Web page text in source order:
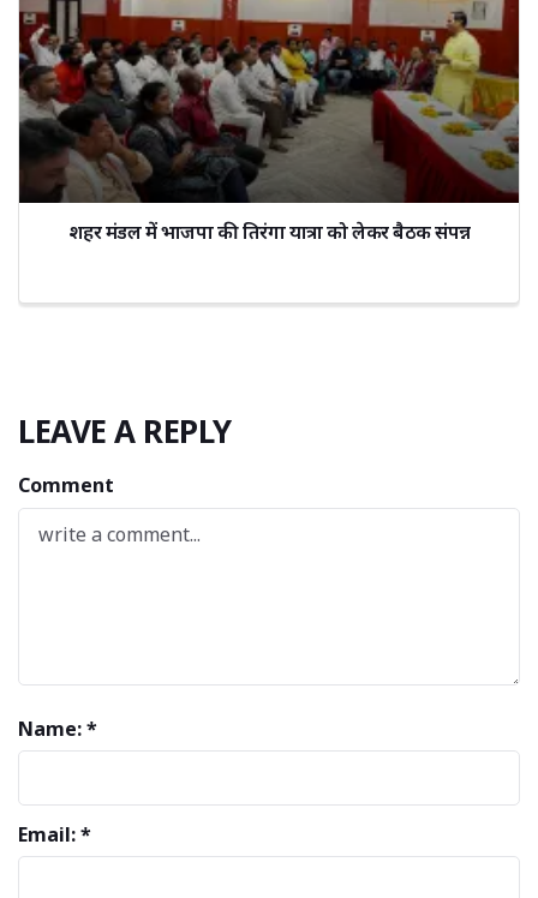
शहर मंडल में भाजपा की तिरंगा यात्रा को लेकर बैठक संपन्न
LEAVE A REPLY
Comment
Name: *
Email: *